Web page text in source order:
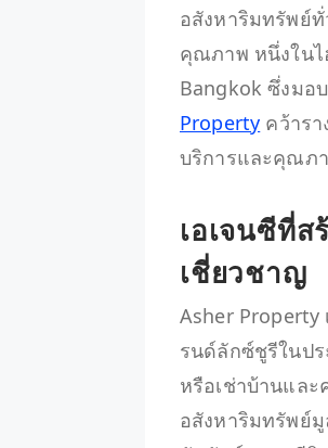
อสังหาริมทรัพย์
คุณภาพ หนึ่งในไ
Bangkok ซึ่งมอ
Property คว้าร
บริการและคุณภ
เอเจนซีที่
เชี่ยวชาญ
Asher
รนด์ลักซ์ชูรีในปร
หรือเช่าบ้านแล
อสังหาริมทรัพย์